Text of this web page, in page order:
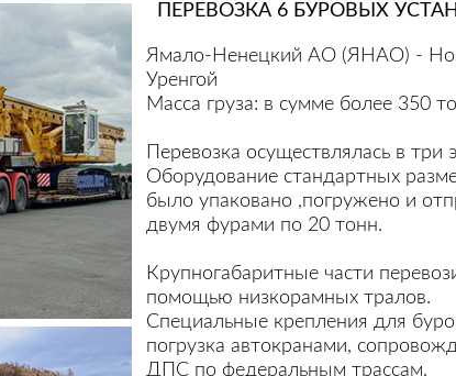
ПЕРЕВОЗКА 6 БУРОВЫХ
Ямало-Ненецкий АО (ЯНАО) -
Уренгой
Масса груза: в сумме более 350
Перевозка осуществлялась в три
Оборудование стандартных
было упаковано ,погружено и
двумя фурами по 20 тонн.
Крупногабаритные части
помощью низкорамных тралов.
Специальные крепления для
погрузка автокранами,
ДПС по федеральным трассам,